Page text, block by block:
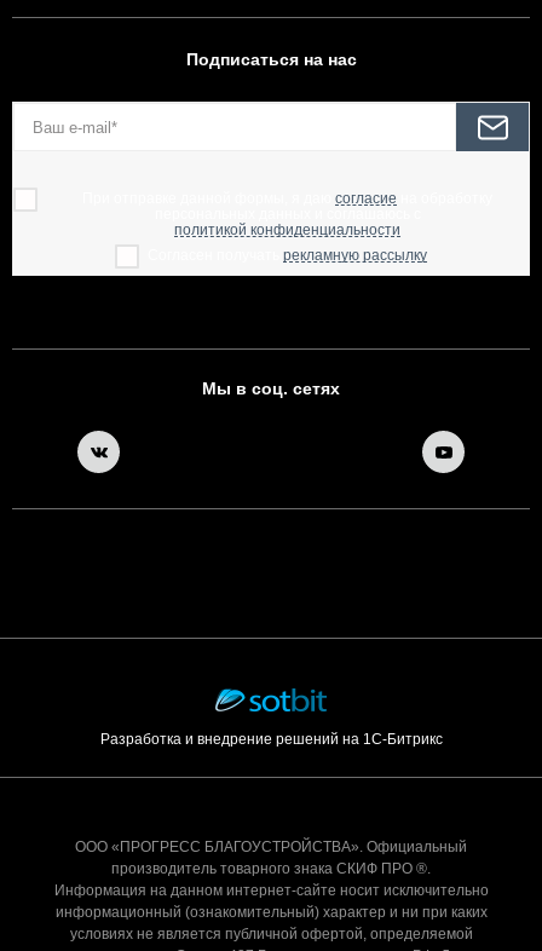
Подписаться на нас
согласие
политикой конфиденциальности
рекламную рассылку
Мы в соц. сетях
Разработка и внедрение решений на 1С-Битрикс
ООО «ПРОГРЕСС БЛАГОУСТРОЙСТВА». Официальный
производитель товарного знака СКИФ ПРО ®.
Информация на данном интернет-сайте носит исключительно
информационный (ознакомительный) характер и ни при каких
условиях не является публичной офертой, определяемой